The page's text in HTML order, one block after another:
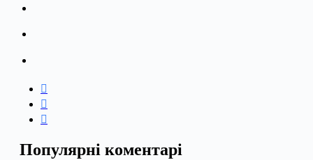
Популярні коментарі